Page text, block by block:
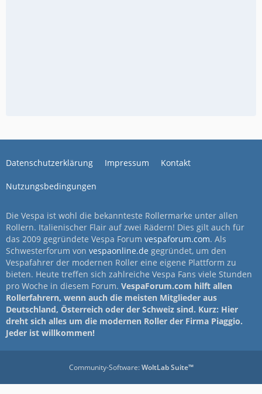
Datenschutzerklärung Impressum Kontakt
Nutzungsbedingungen
Die Vespa ist wohl die bekannteste Rollermarke unter allen
Rollern. Italienischer Flair auf zwei Rädern! Dies gilt auch für
das 2009 gegründete Vespa Forum vespaforum.com. Als
Schwesterforum von vespaonline.de gegründet, um den
Vespafahrer der modernen Roller eine eigene Plattform zu
bieten. Heute treffen sich zahlreiche Vespa Fans viele Stunden
pro Woche in diesem Forum. VespaForum.com hilft allen
Rollerfahrern, wenn auch die meisten Mitglieder aus
Deutschland, Österreich oder der Schweiz sind. Kurz: Hier
dreht sich alles um die modernen Roller der Firma Piaggio.
Jeder ist willkommen!
Community-Software:WoltLab Suite™